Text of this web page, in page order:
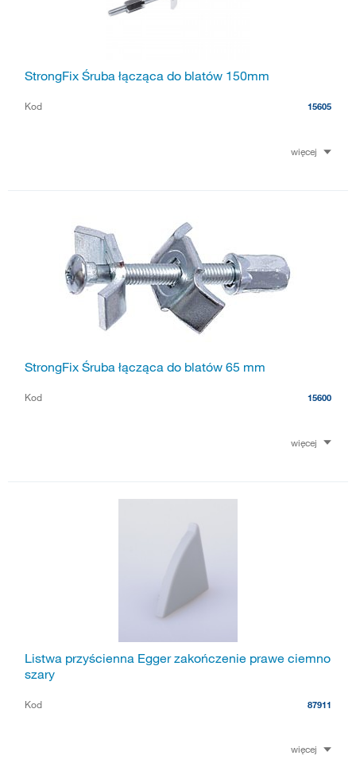
StrongFix Śruba łącząca do blatów 150mm
Kod 15605
więcej
StrongFix Śruba łącząca do blatów 65 mm
Kod 15600
więcej
Listwa przyścienna Egger zakończenie prawe ciemno
szary
Kod 87911
więcej